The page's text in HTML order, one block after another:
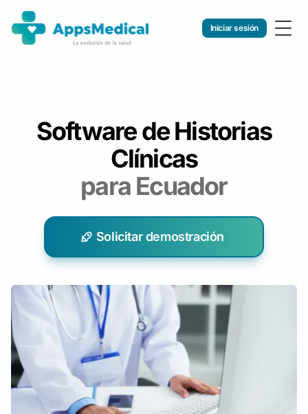
Iniciar sesión
Software de Historias
Clínicas
para Ecuador
Solicitar demostración